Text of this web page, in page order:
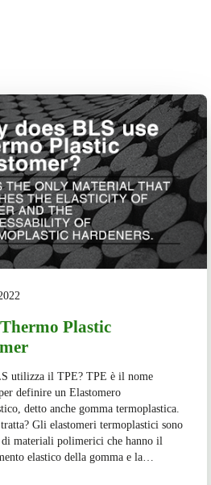
Plastic
utilizza il TPE? TPE è il nome
definire un Elastomero
detto anche gomma termoplastica.
Gli elastomeri termoplastici sono
di materiali polimerici che hanno il
elastico della gomma e la